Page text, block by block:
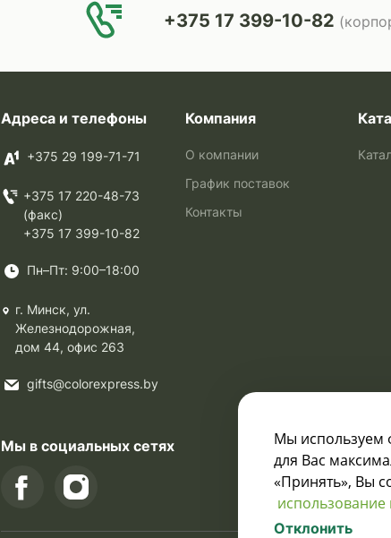
+375 17 399-10-82
Адреса и телефоны
+375 29 199-71-71
+375 17 220-48-73
(факс)
+375 17 399-10-82
Пн–Пт: 9:00–18:00
г. Минск, ул.
Железнодорожная,
дом 44, офис 263
gifts@colorexpress.by
Компания
О компании
График поставок
Контакты
Узнавайте
и акциях:
Мы в социальных сетях
Мы используем
для Вас
«Принять», Вы
Отклонить